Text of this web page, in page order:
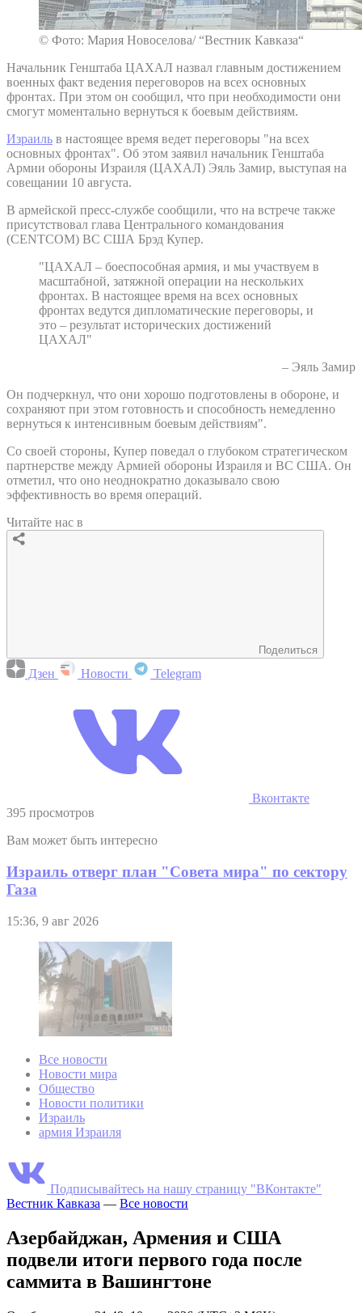
© Фото: Мария Новоселова/ “Вестник Кавказа“
Начальник Генштаба ЦАХАЛ назвал главным достижением
военных факт ведения переговоров на всех основных
фронтах. При этом он сообщил, что при необходимости они
смогут моментально вернуться к боевым действиям.
Израиль в настоящее время ведет переговоры "на всех
основных фронтах". Об этом заявил начальник Генштаба
Армии обороны Израиля (ЦАХАЛ) Эяль Замир, выступая на
совещании 10 августа.
В армейской пресс-службе сообщили, что на встрече также
присутствовал глава Центрального командования
(CENTCOM) ВС США Брэд Купер.
"ЦАХАЛ – боеспособная армия, и мы участвуем в
масштабной, затяжной операции на нескольких
фронтах. В настоящее время на всех основных
фронтах ведутся дипломатические переговоры, и
это – результат исторических достижений
ЦАХАЛ"
– Эяль Замир
Он подчеркнул, что они хорошо подготовлены в обороне, и
сохраняют при этом готовность и способность немедленно
вернуться к интенсивным боевым действиям".
Со своей стороны, Купер поведал о глубоком стратегическом
партнерстве между Армией обороны Израиля и ВС США. Он
отметил, что оно неоднократно доказывало свою
эффективность во время операций.
Читайте нас в
Поделиться
Дзен Новости Telegram
Вконтакте
395 просмотров
Вам может быть интересно
Израиль отверг план "Совета мира" по сектору
Газа
15:36, 9 авг 2026
Все новости
Новости мира
Общество
Новости политики
Израиль
армия Израиля
Подписывайтесь на нашу страницу "ВКонтакте"
Вестник Кавказа — Все новости
Азербайджан, Армения и США
подвели итоги первого года после
саммита в Вашингтоне